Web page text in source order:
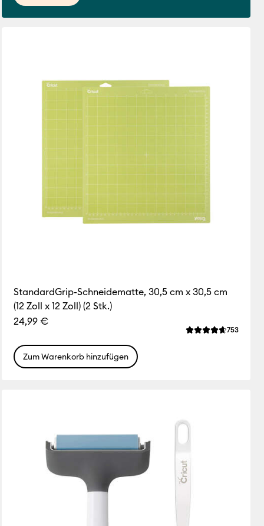
Bewertung für dieses Produkt ist 3.7 von von 5.
StandardGrip-Schneidematte, 30,5 cm x 30,5 cm
(12 Zoll x 12 Zoll) (2 Stk.)
24,99 €
Die
753
Zum Warenkorb hinzufügen